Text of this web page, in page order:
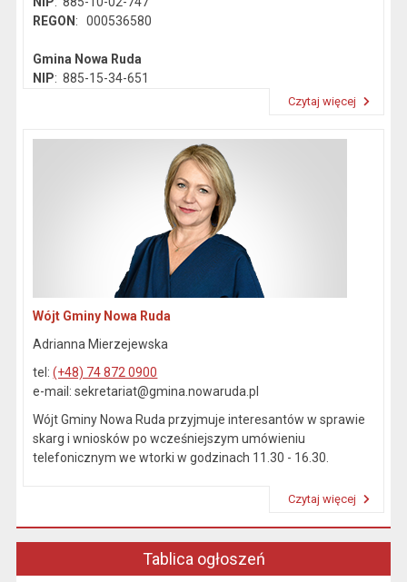
REGON : 000536580
Gmina Nowa Ruda
NIP: 885-15-34-651
Czytaj więcej
Wójt Gminy Nowa Ruda
Adrianna Mierzejewska
tel:(+48) 74 872 0900
e-mail: sekretariat@gmina.nowaruda.pl
Wójt Gminy Nowa Ruda przyjmuje interesantów w sprawie
skarg i wniosków po wcześniejszym umówieniu
telefonicznym we wtorki w godzinach 11.30 - 16.30.
Czytaj więcej
Tablica ogłoszeń